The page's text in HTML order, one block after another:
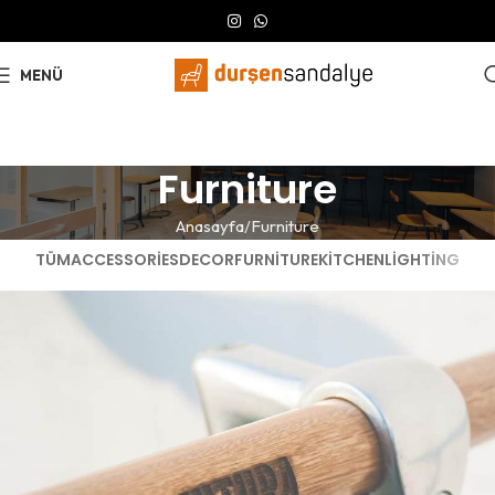
MENÜ
Furniture
Anasayfa Furniture
TÜMACCESSORIESDECORFURNITUREKITCHENLIGHTING